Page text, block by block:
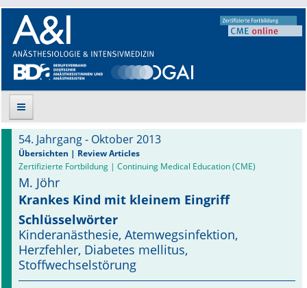
Suche
Aktuelle Ausgabe
Leitlinien
Archiv
Supplements
54. Jahrgang - Oktober 2013
Übersichten | Review Articles
Zertifizierte Fortbildung | Continuing Medical Education (CME)
M. Jöhr
Krankes Kind mit kleinem Eingriff
Schlüsselwörter
Kinderanästhesie, Atemwegsinfektion,
Herzfehler, Diabetes mellitus,
Stoffwechselstörung